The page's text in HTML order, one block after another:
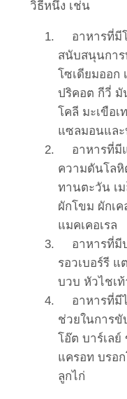
วิธีหนึ่ง เช่น
อาหารที่มี
สนับสนุนการ
โซเดียมออก
ปริคอต กีวี่ มั
โคลี มะเขือเ
แซลมอนแล
อาหารที่มี
ความดันโลหิ
ทานตะวัน เ
ผักโขม ผักเ
แมคเคอเรล
อาหารที่มี
รอวเบอร์รี
บวบ หัวไชเ
อาหารที่มี
ช่วยในการขั
โอ๊ต บาร์เลย์
แครอท บรอ
ลูกไก่